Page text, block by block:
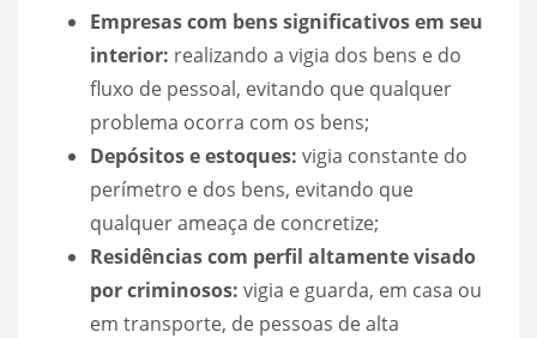
Empresas com bens significativos em seu
interior: realizando a vigia dos bens e do
fluxo de pessoal, evitando que qualquer
problema ocorra com os bens;
Depósitos e estoques: vigia constante do
perímetro e dos bens, evitando que
qualquer ameaça de concretize;
Residências com perfil altamente visado
por criminosos: vigia e guarda, em casa ou
em transporte, de pessoas de alta